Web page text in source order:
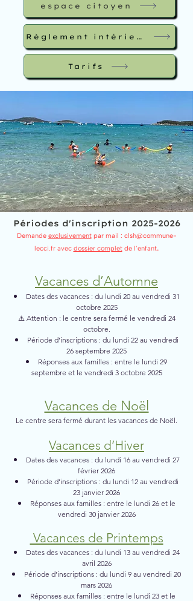
espace citoyen
Règlement intérieur
Tarifs
Périodes d'inscription 2025-2026
Demande exclusivementpar mail : clsh@commune-
lecci.fravec dossier completde l’enfant.
Vacances d’Automne
Dates des vacances : du lundi 20 au vendredi 31
octobre 2025
⚠️ Attention : le centre sera fermé le vendredi 24
octobre.
Période d’inscriptions : du lundi 22 au vendredi
26 septembre 2025
Réponses aux familles : entre le lundi 29
septembre et le vendredi 3 octobre 2025
Vacances de Noël
Le centre sera fermé durant les vacances de Noël.
Vacances d’Hiver
Dates des vacances : du lundi 16 au vendredi 27
février 2026
Période d’inscriptions : du lundi 12 au vendredi
23 janvier 2026
Réponses aux familles : entre le lundi 26 et le
vendredi 30 janvier 2026
Vacances de Printemps
Dates des vacances : du lundi 13 au vendredi 24
avril 2026
Période d’inscriptions : du lundi 9 au vendredi 20
mars 2026
Réponses aux familles : entre le lundi 23 et le